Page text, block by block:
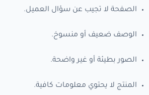
الصفحة لا تجيب عن سؤال العميل.
الوصف ضعيف أو منسوخ.
الصور بطيئة أو غير واضحة.
المنتج لا يحتوي معلومات كافية.